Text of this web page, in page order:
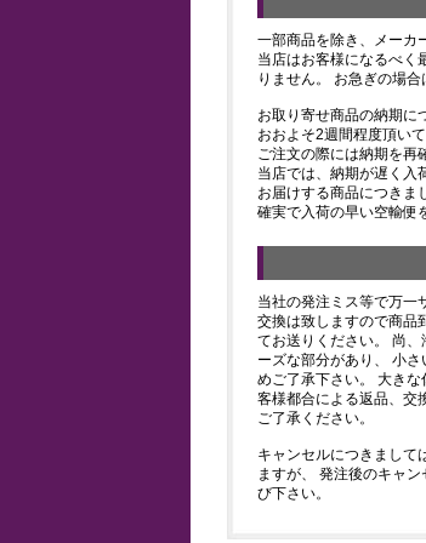
一部商品を除き、メーカ
当店はお客様になるべく
りません。 お急ぎの場合
お取り寄せ商品の納期に
おおよそ2週間程度頂いて
ご注文の際には納期を再
当店では、納期が遅く入
お届けする商品につきま
確実で入荷の早い空輸便
当社の発注ミス等で万一
交換は致しますので商品
てお送りください。 尚
ーズな部分があり、 小
めご了承下さい。 大き
客様都合による返品、交
ご了承ください。
キャンセルにつきまして
ますが、 発注後のキャ
び下さい。